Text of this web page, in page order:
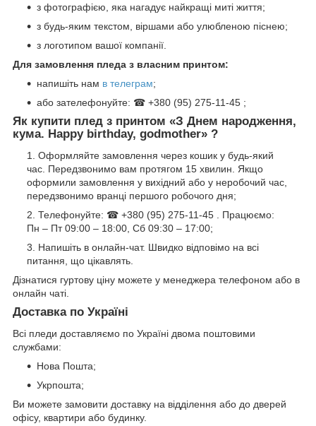
з фотографією, яка нагадує найкращі миті життя;
з будь-яким текстом, віршами або улюбленою піснею;
з логотипом вашої компанії.
Для замовлення пледа з власним принтом:
напишіть нам в телеграм;
або зателефонуйте: ☎ +380 (95) 275-11-45 ;
Як купити плед з принтом «З Днем народження,
кума. Happy birthday, godmother» ?
Оформляйте замовлення через кошик у будь-який
час. Передзвонимо вам протягом 15 хвилин. Якщо
оформили замовлення у вихідний або у неробочий час,
передзвонимо вранці першого робочого дня;
Телефонуйте: ☎ +380 (95) 275-11-45 . Працюємо:
Пн – Пт 09:00 – 18:00, Сб 09:30 – 17:00;
Напишіть в онлайн-чат. Швидко відповімо на всі
питання, що цікавлять.
Дізнатися гуртову ціну можете у менеджера телефоном або в
онлайн чаті.
Доставка по Україні
Всі пледи доставляємо по Україні двома поштовими
службами:
Нова Пошта;
Укрпошта;
Ви можете замовити доставку на відділення або до дверей
офісу, квартири або будинку.